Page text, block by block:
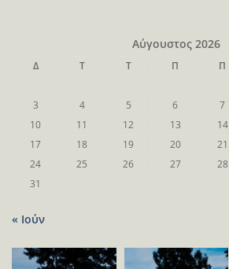
Αύγουστος 2026
Δ Τ Τ Π Π
3
4 5 6 7
10
11 12 13 14
17
18 19 20 21
24
25 26 27 28
31
« Ιούν